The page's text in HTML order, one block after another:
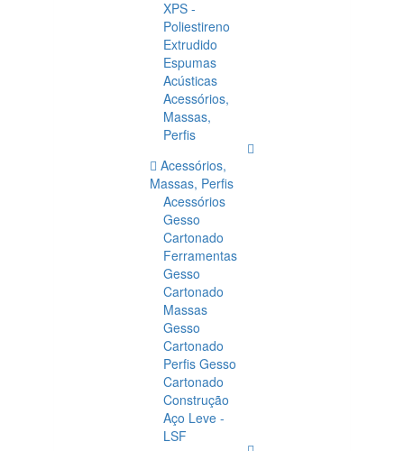
XPS -
Poliestireno
Extrudido
Espumas
Acústicas
Acessórios,
Massas,
Perfis
Acessórios,
Massas, Perfis
Acessórios
Gesso
Cartonado
Ferramentas
Gesso
Cartonado
Massas
Gesso
Cartonado
Perfis Gesso
Cartonado
Construção
Aço Leve -
LSF